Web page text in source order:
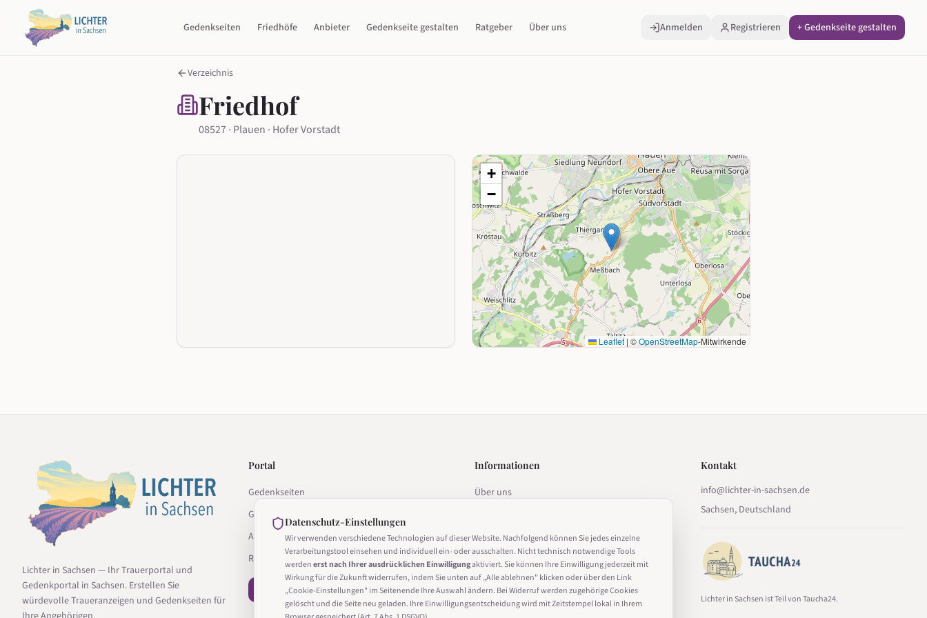
Gedenkseiten Friedhöfe Anbieter Gedenkseite gestalten Ratgeber Über uns Anmelden Registrieren + Gedenkseite gestalten
Verzeichnis
Friedhof
08527 · Plauen · Hofer Vorstadt
+
−
Leaflet | ©OpenStreetMap-Mitwirkende
Lichter in Sachsen — Ihr Trauerportal und
Gedenkportal in Sachsen. Erstellen Sie
würdevolle Traueranzeigen und Gedenkseiten für
Portal
Gedenkseiten
Gedenkseite gestalten
Anbieter
Ratgeber
− Vertrag widerrufen
Informationen
Über uns
Impressum
Nutzungsbedingungen
Cookie-Einstellungen
Kontakt
info@lichter-in-sachsen.de
Sachsen, Deutschland
Lichter in Sachsen ist Teil von Taucha24.
Datenschutz-Einstellungen
Wir verwenden verschiedene Technologien auf dieser Website. Nachfolgend können Sie jedes einzelne
Verarbeitungstool einsehen und individuell ein- oder ausschalten. Nicht technisch notwendige Tools
werdenerst nach Ihrer ausdrücklichen Einwilligungaktiviert. Sie können Ihre Einwilligung jederzeit mit
Wirkung für die Zukunft widerrufen, indem Sie unten auf „Alle ablehnen" klicken oder über den Link
„Cookie-Einstellungen" im Seitenende Ihre Auswahl ändern. Bei Widerruf werden zugehörige Cookies
gelöscht und die Seite neu geladen. Ihre Einwilligungsentscheidung wird mit Zeitstempel lokal in Ihrem